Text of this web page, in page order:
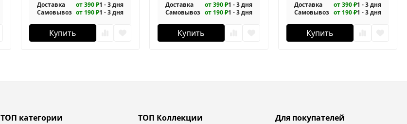
Доставка от 390 ₽1 - 3 дня
Самовывоз от 190 ₽1 - 3 дня
Купить
Доставка от 390 ₽1 - 3 дня
Самовывоз от 190 ₽1 - 3 дня
Купить
Доставка от 390 ₽1 - 3 дня
Самовывоз от 190 ₽1 - 3 дня
Купить
ТОП категории
ТОП Коллекции
Для покупателей